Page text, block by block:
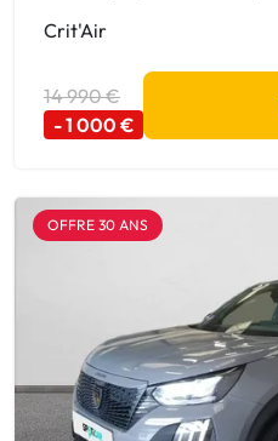
Crit'Air
14 990 €
- 1 000 €
OFFRE 30 ANS